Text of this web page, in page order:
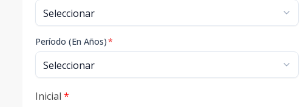
Período (En Años)*
Inicial *